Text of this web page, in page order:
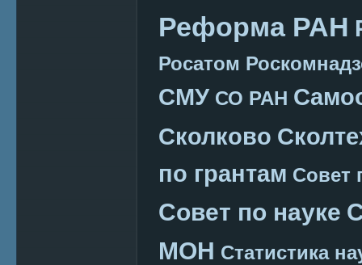
Реформа РАН
Росатом
СМУ СО РАН
Сколково
по грантам Совет
Совет по науке
МОН Статистика